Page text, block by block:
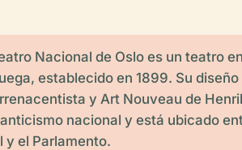
Nacional de Oslo es un teatro
establecido en 1899. Su diseño
y Art Nouveau de
nacional y está ubicado
y el Parlamento.